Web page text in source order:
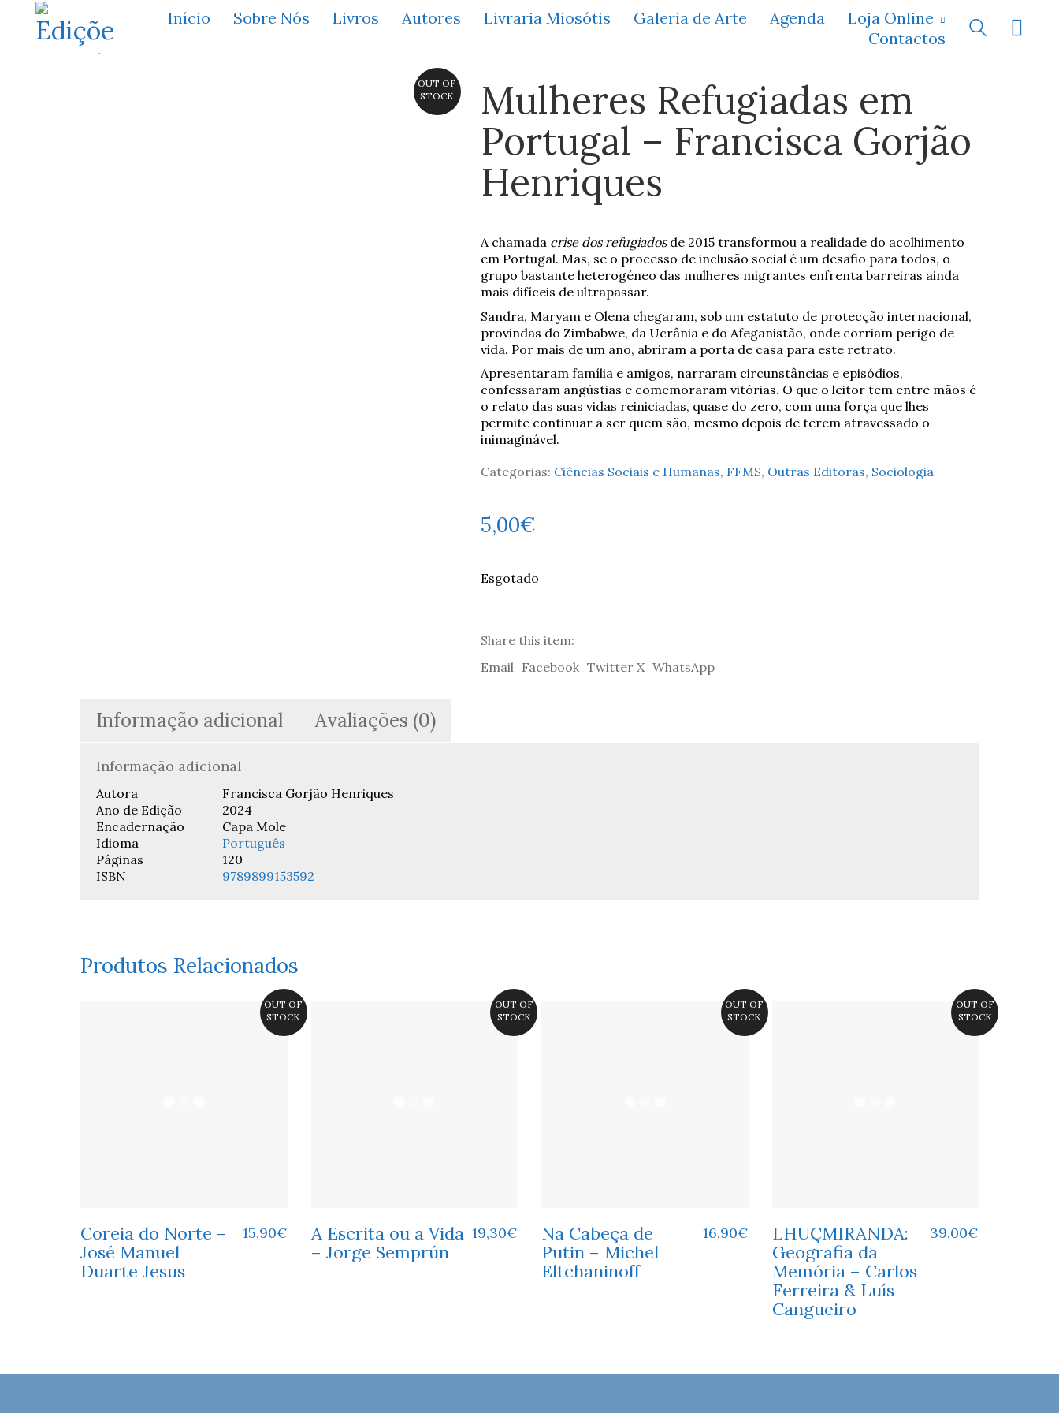
Início Sobre Nós Livros Autores Livraria Miosótis Galeria de Arte Agenda
Loja Online
Contactos
OUT OF
STOCK
Mulheres Refugiadas em
Portugal – Francisca Gorjão
Henriques
A chamada crise dos refugiadosde 2015 transformou a realidade do acolhimento
em Portugal. Mas, se o processo de inclusão social é um desafio para todos, o
grupo bastante heterogéneo das mulheres migrantes enfrenta barreiras ainda
mais difíceis de ultrapassar.
Sandra, Maryam e Olena chegaram, sob um estatuto de protecção internacional,
provindas do Zimbabwe, da Ucrânia e do Afeganistão, onde corriam perigo de
vida. Por mais de um ano, abriram a porta de casa para este retrato.
Apresentaram família e amigos, narraram circunstâncias e episódios,
confessaram angústias e comemoraram vitórias. O que o leitor tem entre mãos é
o relato das suas vidas reiniciadas, quase do zero, com uma força que lhes
permite continuar a ser quem são, mesmo depois de terem atravessado o
inimaginável.
Categorias: Ciências Sociais e Humanas, FFMS, Outras Editoras, Sociologia
5,00€
Esgotado
Share this item:
Email Facebook Twitter X WhatsApp
Informação adicional Avaliações (0)
Informação adicional
Autora
Francisca Gorjão Henriques
Ano de Edição
2024
Encadernação
Capa Mole
Idioma
Português
Páginas
120
ISBN
9789899153592
Produtos Relacionados
OUT OF
STOCK
Coreia do Norte –
José Manuel
Duarte Jesus
15,90€
OUT OF
STOCK
A Escrita ou a Vida
– Jorge Semprún
19,30€
OUT OF
STOCK
Na Cabeça de
Putin – Michel
Eltchaninoff
16,90€
OUT OF
STOCK
LHUÇMIRANDA:
Geografia da
Memória – Carlos
Ferreira & Luís
Cangueiro
39,00€